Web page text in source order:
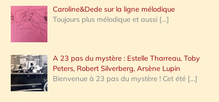
Caroline&Dede sur la ligne mélodique
Toujours plus mélodique et aussi […]
A 23 pas du mystère : Estelle Tharreau, Toby
Peters, Robert Silverberg, Arsène Lupin
Bienvenue à 23 pas du mystère ! Cet été […]